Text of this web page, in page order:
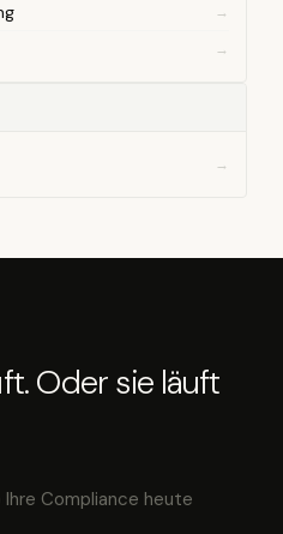
Oder sie läuft
Compliance heute